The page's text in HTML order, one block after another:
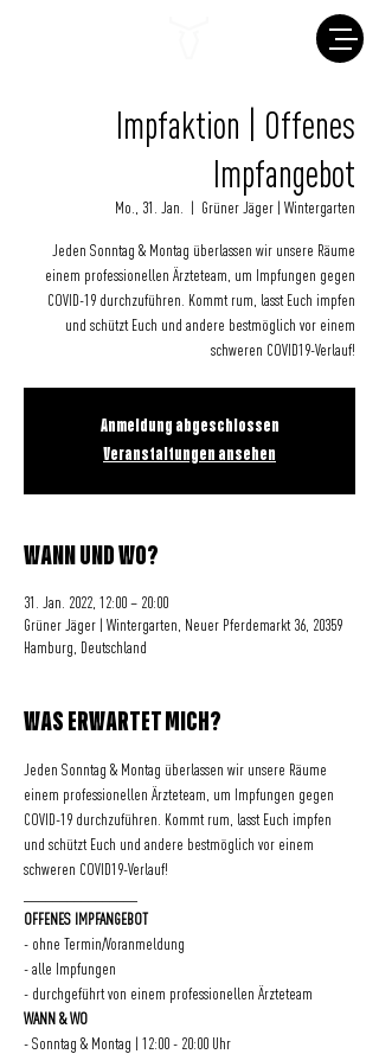
Impfaktion | Offenes
Impfangebot
Mo., 31. Jan. Grüner Jäger | Wintergarten
Jeden Sonntag & Montag überlassen wir unsere Räume
einem professionellen Ärzteteam, um Impfungen gegen
COVID-19 durchzuführen. Kommt rum, lasst Euch impfen
und schützt Euch und andere bestmöglich vor einem
schweren COVID19-Verlauf!
Anmeldung abgeschlossen
Veranstaltungen ansehen
WANN UND WO?
31. Jan. 2022, 12:00 – 20:00
Grüner Jäger | Wintergarten, Neuer Pferdemarkt 36, 20359
Hamburg, Deutschland
WAS ERWARTET MICH?
Jeden Sonntag & Montag überlassen wir unsere Räume
einem professionellen Ärzteteam, um Impfungen gegen
COVID-19 durchzuführen. Kommt rum, lasst Euch impfen
und schützt Euch und andere bestmöglich vor einem
schweren COVID19-Verlauf!
OFFENES IMPFANGEBOT
- ohne Termin/Voranmeldung
- alle Impfungen
- durchgeführt von einem professionellen Ärzteteam
WANN & WO
- Sonntag & Montag | 12:00 - 20:00 Uhr